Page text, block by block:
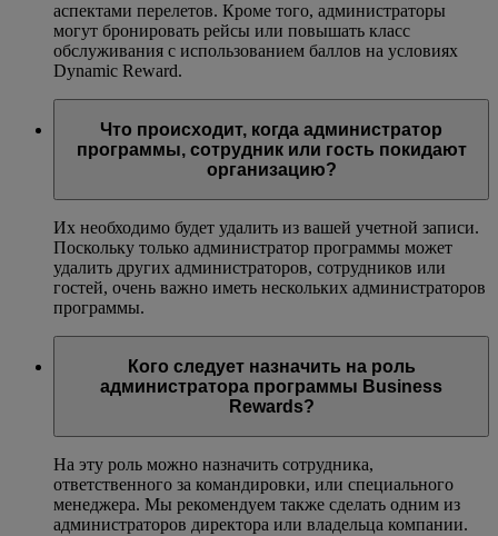
аспектами перелетов. Кроме того, администраторы
могут бронировать рейсы или повышать класс
обслуживания с использованием баллов на условиях
Dynamic Reward.
Что происходит, когда администратор
программы, сотрудник или гость покидают
организацию?
Их необходимо будет удалить из вашей учетной записи.
Поскольку только администратор программы может
удалить других администраторов, сотрудников или
гостей, очень важно иметь нескольких администраторов
программы.
Кого следует назначить на роль
администратора программы Business
Rewards?
На эту роль можно назначить сотрудника,
ответственного за командировки, или специального
менеджера. Мы рекомендуем также сделать одним из
администраторов директора или владельца компании.